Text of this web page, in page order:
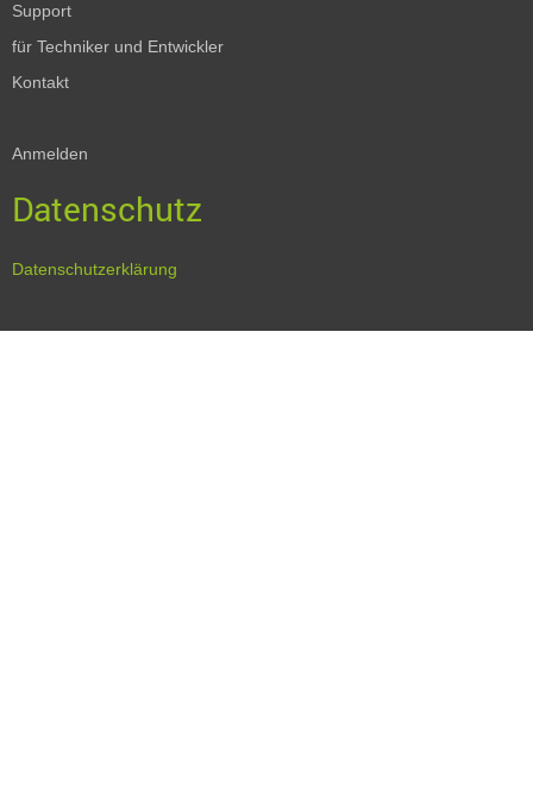
Support
für Techniker und Entwickler
Kontakt
Anmelden
Datenschutz
Datenschutzerklärung